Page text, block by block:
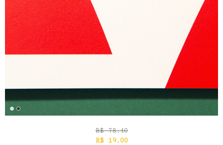
R$78,40
R$ 19,00